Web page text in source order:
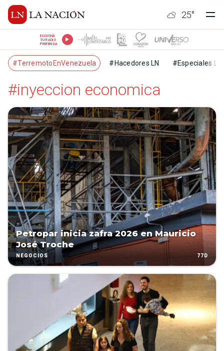
25°
ESCUCHÁ
TU RADIO
PREFERIDA
#TerremotoEnVenezuela #Hacedores LN #Especiales LN
#inyeccion economica
Petropar inicia zafra 2026 en Mauricio
José Troche
NEGOCIOS 77D